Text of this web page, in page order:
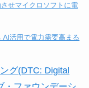
せマイクロソフトに電
活用で電力需要高まる
グ(DTC: Digital